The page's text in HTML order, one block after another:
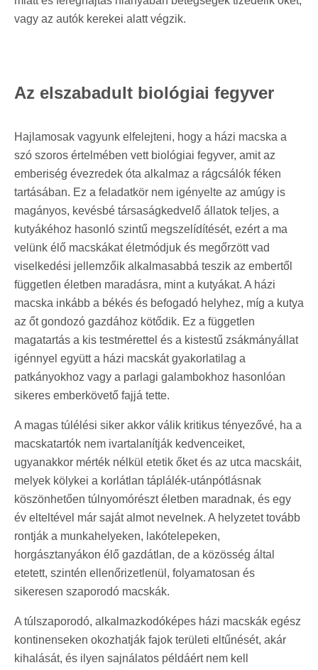
vagy az autók kerekei alatt végzik.
Az elszabadult biológiai fegyver
Hajlamosak vagyunk elfelejteni, hogy a házi macska a
szó szoros értelmében vett biológiai fegyver, amit az
emberiség évezredek óta alkalmaz a rágcsálók féken
tartásában. Ez a feladatkör nem igényelte az amúgy is
magányos, kevésbé társaságkedvelő állatok teljes, a
kutyákéhoz hasonló szintű megszelídítését, ezért a ma
velünk élő macskákat életmódjuk és megőrzött vad
viselkedési jellemzőik alkalmasabbá teszik az embertől
független életben maradásra, mint a kutyákat. A házi
macska inkább a békés és befogadó helyhez, míg a kutya
az őt gondozó gazdához kötődik. Ez a független
magatartás a kis testmérettel és a kistestű zsákmányállat
igénnyel együtt a házi macskát gyakorlatilag a
patkányokhoz vagy a parlagi galambokhoz hasonlóan
sikeres emberkövető fajjá tette.
A magas túlélési siker akkor válik kritikus tényezővé, ha a
macskatartók nem ivartalanítják kedvenceiket,
ugyanakkor mérték nélkül etetik őket és az utca macskáit,
melyek kölykei a korlátlan táplálék-utánpótlásnak
köszönhetően túlnyomórészt életben maradnak, és egy
év elteltével már saját almot nevelnek. A helyzetet tovább
rontják a munkahelyeken, lakótelepeken,
horgásztanyákon élő gazdátlan, de a közösség által
etetett, szintén ellenőrizetlenül, folyamatosan és
sikeresen szaporodó macskák.
A túlszaporodó, alkalmazkodóképes házi macskák egész
kontinenseken okozhatják fajok területi eltűnését, akár
kihalását, és ilyen sajnálatos példáért nem kell